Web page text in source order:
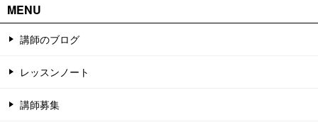
MENU
講師のブログ
レッスンノート
講師募集